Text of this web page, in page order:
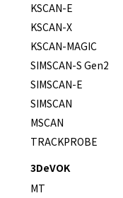
KSCAN-E
KSCAN-X
KSCAN-MAGIC
SIMSCAN-S Gen2
SIMSCAN-E
SIMSCAN
MSCAN
TRACKPROBE
3DeVOK
MT